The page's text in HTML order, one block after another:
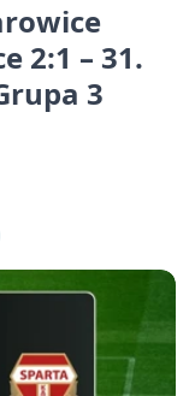
2:1 – 31.
3